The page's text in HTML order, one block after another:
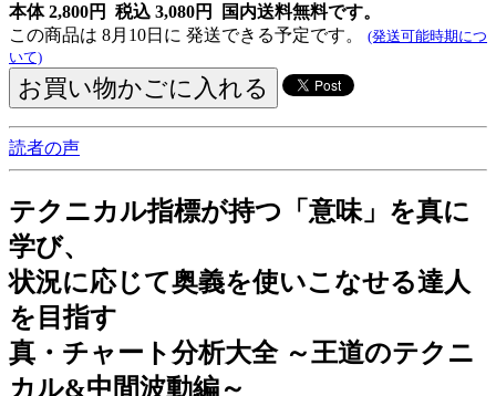
本体 2,800円 税込 3,080円
国内送料無料です。
この商品は 8月10日に 発送できる予定です。 (発送可能時期につ
いて)
読者の声
テクニカル指標が持つ「意味」を真に
学び、
状況に応じて奥義を使いこなせる達人
を目指す
真・チャート分析大全 ～王道のテクニ
カル&中間波動編～